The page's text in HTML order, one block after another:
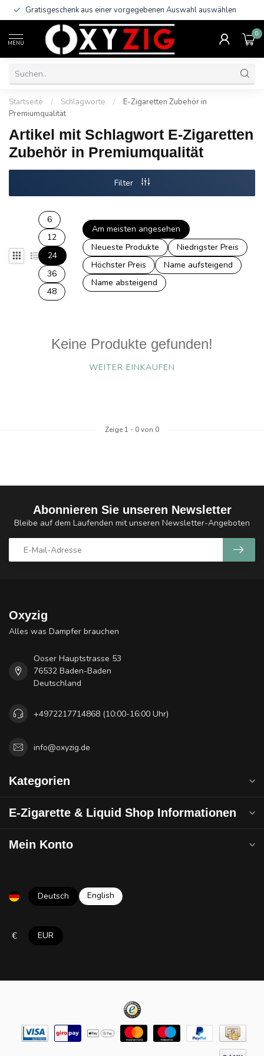
Gratisgeschenk aus einer vorgegebenen Auswahl auswählen
MENU
0
Startseite / Schlagworte /
E-Zigaretten Zubehör in
Premiumqualität
Artikel mit Schlagwort E-Zigaretten
Zubehör in Premiumqualität
Filter
6
12
24
36
48
Am meisten angesehen
Neueste Produkte
Niedrigster Preis
Höchster Preis
Name aufsteigend
Name absteigend
Keine Produkte gefunden!
WEITER EINKAUFEN
Zeige 1 - 0von 0
Abonnieren Sie unseren Newsletter
Bleibe auf dem Laufenden mit unseren Newsletter-Angeboten
Oxyzig
Alles was Dampfer brauchen
Ooser Hauptstrasse 53
76532 Baden-Baden
Deutschland
+4972217714868 (10:00-16:00 Uhr)
info@oxyzig.de
Kategorien
E-Zigarette & Liquid Shop Informationen
Mein Konto
Deutsch English
€ EUR